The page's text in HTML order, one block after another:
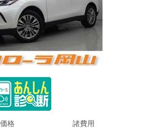
格 諸費用